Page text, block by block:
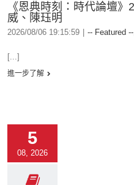
《恩典時刻：時代論壇
威、陳珏明
2026/08/06 19:15:59 -- Featured --
[...]
進一步了解
5
08, 2026